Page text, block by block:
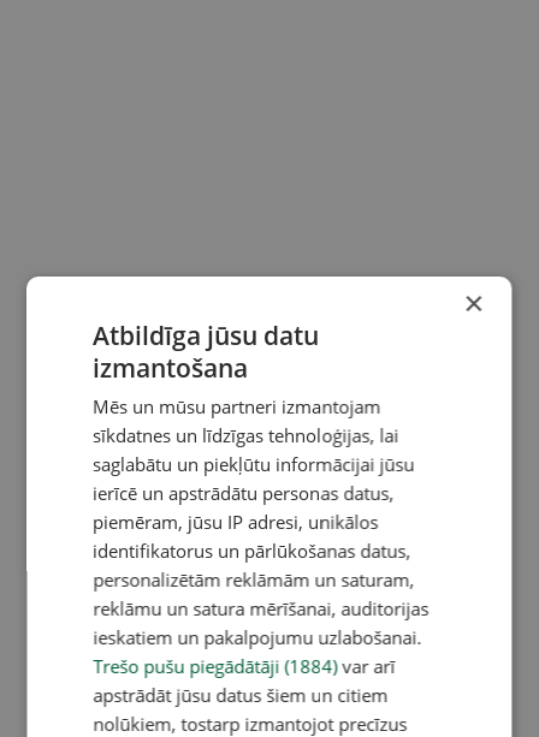
×
Atbildīga jūsu datu
izmantošana
Mēs un mūsu partneri izmantojam
sīkdatnes un līdzīgas tehnoloģijas, lai
saglabātu un piekļūtu informācijai jūsu
ierīcē un apstrādātu personas datus,
piemēram, jūsu IP adresi, unikālos
identifikatorus un pārlūkošanas datus,
personalizētām reklāmām un saturam,
reklāmu un satura mērīšanai, auditorijas
ieskatiem un pakalpojumu uzlabošanai.
Trešo pušu piegādātāji (1884)var arī
apstrādāt jūsu datus šiem un citiem
nolūkiem, tostarp izmantojot precīzus